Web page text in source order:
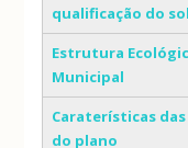
qualificação do
Estrutura
Municipal
Caraterísticas
do plano